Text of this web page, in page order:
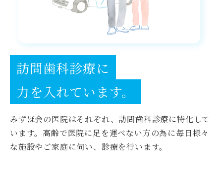
訪問歯科診療に
力を入れています。
みずほ会の医院はそれぞれ、訪問歯科診療に特化して
います。高齢で医院に足を運べない方の為に毎日様々
な施設やご家庭に伺い、診療を行います。